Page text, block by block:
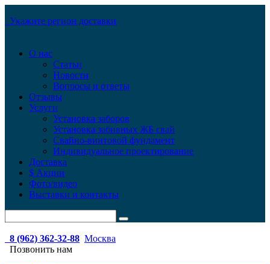
Укажите регион доставки
О нас
Статьи
Новости
Вопросы и ответы
Отзывы
Услуги
Установка заборов
Установка забивных ЖБ свай
Свайно-винтовой фундамент
Индивидуальное проектирование
Доставка
$ Акции
Фото/видео
Выставки и контакты
8 (962) 362-32-88 Москва
Позвонить нам